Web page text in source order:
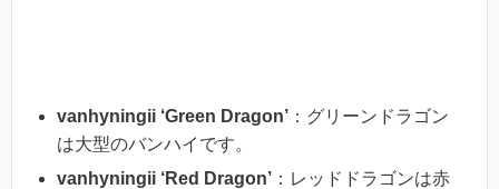
vanhyningii ‘Green Dragon’ ：グリーンドラゴン
は大型のバンハイです。
vanhyningii ‘Red Dragon’ ：レッドドラゴンは赤